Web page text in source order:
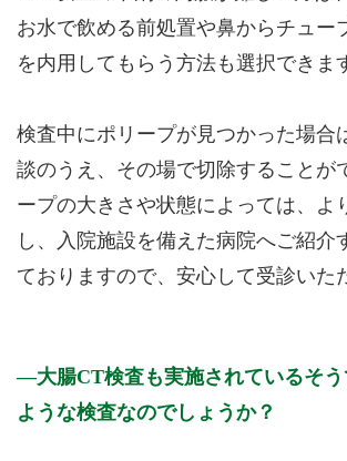
お水で飲める前処置や鼻からチュー
を内用してもらう方法も選択できま
検査中にポリープが見つかった場合
談のうえ、その場で切除することが
ープの大きさや状態によっては、よ
し、入院施設を備えた病院へご紹介
ておりますので、安心して受診いた
大腸CT検査も実施されているそ
ような検査なのでしょうか？